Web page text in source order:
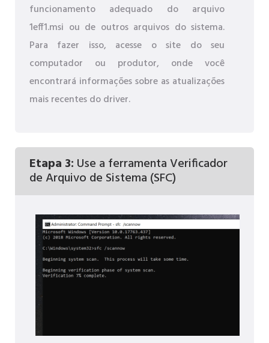
funcionamento adequado do arquivo
1eff1.msi ou de outros arquivos do sistema.
Para fazer isso, acesse o site do seu
computador ou produtor, onde você
encontrará informações sobre as atualizações
mais recentes do driver.
Etapa 3: Use a ferramenta Verificador
de Arquivo de Sistema (SFC)